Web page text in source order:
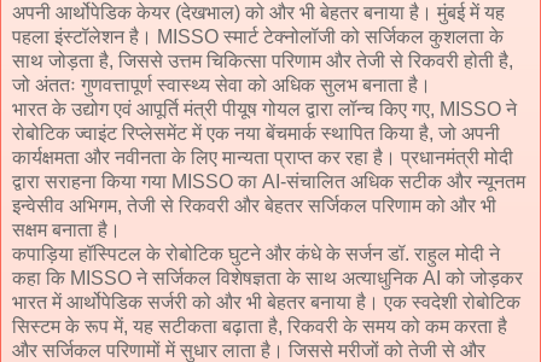
अपनी आर्थोपेडिक केयर (देखभाल) को और भी बेहतर बनाया है। मुंबई में यह
पहला इंस्टॉलेशन है। MISSO स्मार्ट टेक्नोलॉजी को सर्जिकल कुशलता के
साथ जोड़ता है, जिससे उत्तम चिकित्सा परिणाम और तेजी से रिकवरी होती है,
जो अंततः गुणवत्तापूर्ण स्वास्थ्य सेवा को अधिक सुलभ बनाता है।
भारत के उद्योग एवं आपूर्ति मंत्री पीयूष गोयल द्वारा लॉन्च किए गए, MISSO ने
रोबोटिक ज्वाइंट रिप्लेसमेंट में एक नया बेंचमार्क स्थापित किया है, जो अपनी
कार्यक्षमता और नवीनता के लिए मान्यता प्राप्त कर रहा है। प्रधानमंत्री मोदी
द्वारा सराहना किया गया MISSO का AI-संचालित अधिक सटीक और न्यूनतम
इन्वेसीव अभिगम, तेजी से रिकवरी और बेहतर सर्जिकल परिणाम को और भी
सक्षम बनाता है।
कपाड़िया हॉस्पिटल के रोबोटिक घुटने और कंधे के सर्जन डॉ. राहुल मोदी ने
कहा कि MISSO ने सर्जिकल विशेषज्ञता के साथ अत्याधुनिक AI को जोड़कर
भारत में आर्थोपेडिक सर्जरी को और भी बेहतर बनाया है। एक स्वदेशी रोबोटिक
सिस्टम के रूप में, यह सटीकता बढ़ाता है, रिकवरी के समय को कम करता है
और सर्जिकल परिणामों में सुधार लाता है। जिससे मरीजों को तेजी से और